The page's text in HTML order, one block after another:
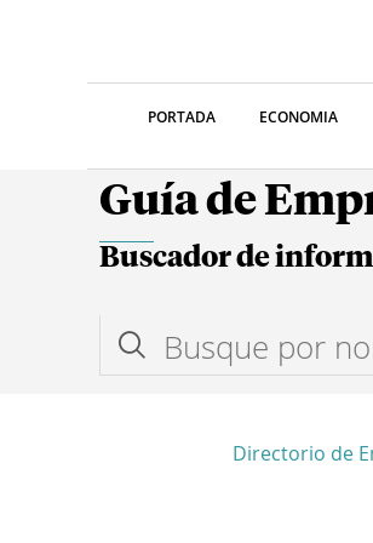
PORTADA ECONOMIA
Guía de
Buscador de
Directorio de